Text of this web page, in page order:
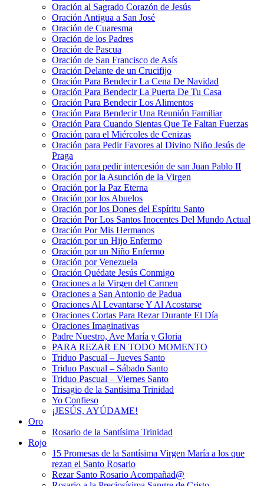
Oración al Sagrado Corazón de Jesús
Oración Antigua a San José
Oración de Cuaresma
Oración de los Padres
Oración de Pascua
Oración de San Francisco de Asís
Oración Delante de un Crucifijo
Oración Para Bendecir La Cena De Navidad
Oración Para Bendecir La Puerta De Tu Casa
Oración Para Bendecir Los Alimentos
Oración Para Bendecir Una Reunión Familiar
Oración Para Cuando Sientas Que Te Faltan Fuerzas
Oración para el Miércoles de Cenizas
Oración para Pedir Favores al Divino Niño Jesús de
Praga
Oración para pedir intercesión de san Juan Pablo II
Oración por la Asunción de la Virgen
Oración por la Paz Eterna
Oración por los Abuelos
Oración por los Dones del Espíritu Santo
Oración Por Los Santos Inocentes Del Mundo Actual
Oración Por Mis Hermanos
Oración por un Hijo Enfermo
Oración por un Niño Enfermo
Oración por Venezuela
Oración Quédate Jesús Conmigo
Oraciones a la Virgen del Carmen
Oraciones a San Antonio de Padua
Oraciones Al Levantarse Y Al Acostarse
Oraciones Cortas Para Rezar Durante El Día
Oraciones Imaginativas
Padre Nuestro, Ave María y Gloria
PARA REZAR EN TODO MOMENTO
Triduo Pascual – Jueves Santo
Triduo Pascual – Sábado Santo
Triduo Pascual – Viernes Santo
Trisagio de la Santísima Trinidad
Yo Confieso
¡JESÚS, AYÚDAME!
Oro
Rosario de la Santísima Trinidad
Rojo
15 Promesas de la Santísima Virgen María a los que
rezan el Santo Rosario
Rezar Santo Rosario Acompañad@